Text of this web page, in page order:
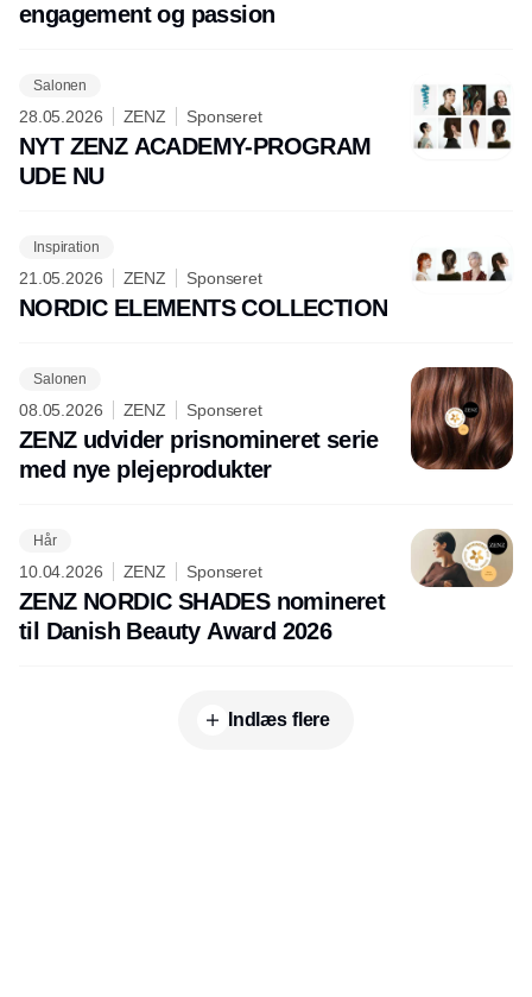
engagement og passion
Salonen
28.05.2026 ZENZ Sponseret
NYT ZENZ ACADEMY-PROGRAM
UDE NU
Inspiration
21.05.2026 ZENZ Sponseret
NORDIC ELEMENTS COLLECTION
Salonen
08.05.2026 ZENZ Sponseret
ZENZ udvider prisnomineret serie
med nye plejeprodukter
Hår
10.04.2026 ZENZ Sponseret
ZENZ NORDIC SHADES nomineret
til Danish Beauty Award 2026
Indlæs flere